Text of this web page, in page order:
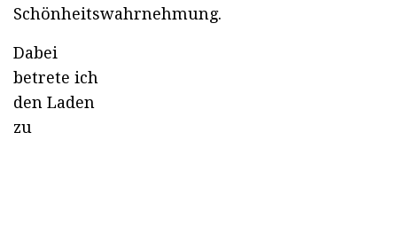
Schönheitswahrnehmung.
Dabei
betrete ich
den Laden
zu